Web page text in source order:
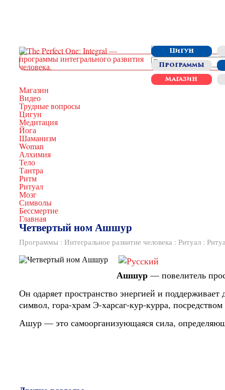
Цигун
Программы
Магазин
Магазин
Видео
Трудные вопросы
Цигун
Медитация
Йога
Шаманизм
Woman
Алхимия
Тело
Тантра
Ритм
Ритуал
Мозг
Символы
Бессмертие
Главная
Четвертый ном Ашшур
Программы : Интегральное развитие человека : Ритуал :
Ашшур — повелитель
Он одаряет пространство энергией и
символ, гора-храм Э-харсаг-кур-курра,
Ашур — это самоорганизующаяся сила,